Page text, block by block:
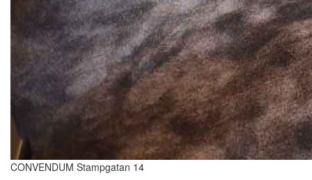
CONVENDUM Stampgatan 14